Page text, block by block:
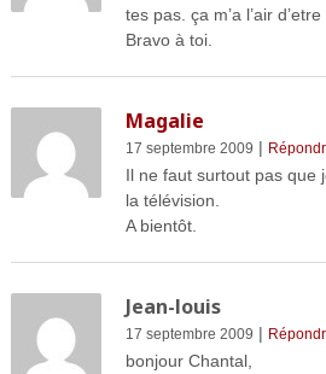
tes pas. ça m’a l’air
Bravo à toi.
Magalie
17 septembre 2009 |
Il ne faut surtout pas que
la télévision.
A bientôt.
Jean-louis
17 septembre 2009 |
bonjour Chantal,